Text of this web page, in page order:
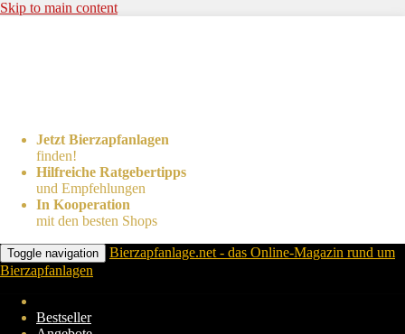
Skip to main content
Jetzt Bierzapfanlagen
finden!
Hilfreiche Ratgebertipps
und Empfehlungen
In Kooperation
mit den besten Shops
Toggle navigation
Bierzapfanlage.net - das Online-Magazin rund um
Bierzapfanlagen
Bestseller